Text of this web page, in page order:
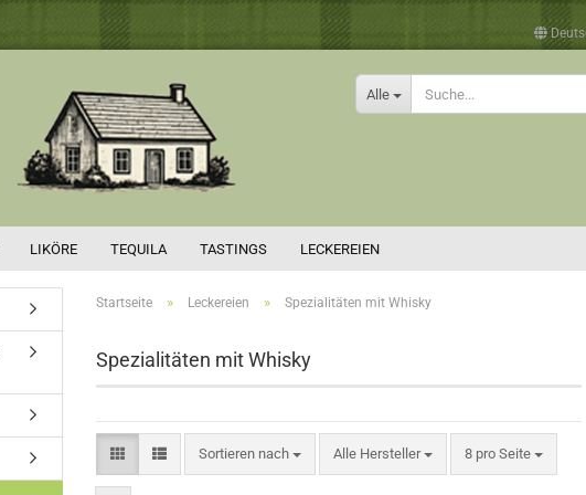
Alle
LIKÖRE TEQUILA TASTINGS LECKEREIEN
Startseite » Leckereien » Spezialitäten mit Whisky
Spezialitäten mit Whisky
Sortieren nach
Sortieren nach Alle Hersteller 8 pro Seite
pro Seite